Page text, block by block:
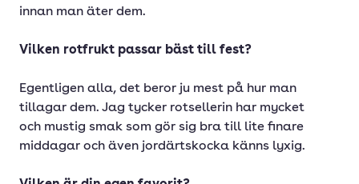
innan man äter dem.
Vilken rotfrukt passar bäst till fest?
Egentligen alla, det beror ju mest på hur man
tillagar dem. Jag tycker rotsellerin har mycket
och mustig smak som gör sig bra till lite finare
middagar och även jordärtskocka känns lyxig.